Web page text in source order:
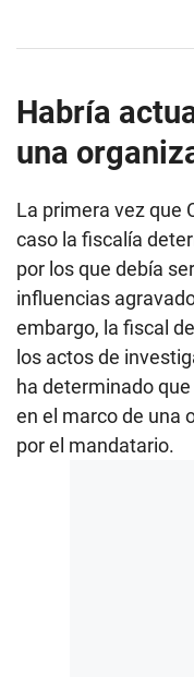
Habría
una
La primera vez que
caso la fiscalía